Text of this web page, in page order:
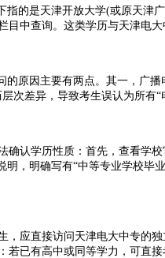
的是天津开放大学(或原天津
目中查询。这类学历与天津电
原因主要有两点。其一，广播
次差异，导致考生误认为所有
学历性质：首先，查看学校
明，明确写有“中等专业学校
应直接访问天津电大中专的独
若已有高中或同等学力，可直